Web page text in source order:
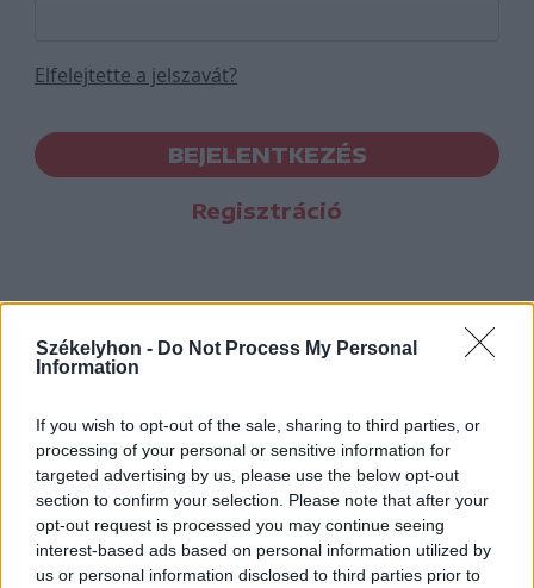
Székelyhon - Do Not Process My Personal
Information
If you wish to opt-out of the sale, sharing to third parties, or
processing of your personal or sensitive information for
targeted advertising by us, please use the below opt-out
section to confirm your selection. Please note that after your
opt-out request is processed you may continue seeing
interest-based ads based on personal information utilized by
us or personal information disclosed to third parties prior to
Elfelejtette a jelszavát?
BEJELENTKEZÉS
Regisztráció
Hasznos
Impresszum